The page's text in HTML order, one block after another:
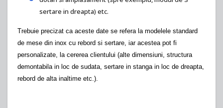
sertare in dreapta) etc.
Trebuie precizat ca aceste date se refera la modelele standard
de mese din inox cu rebord si sertare, iar acestea pot fi
personalizate, la cererea clientului (alte dimensiuni, structura
demontabila in loc de sudata, sertare in stanga in loc de dreapta,
rebord de alta inaltime etc.).